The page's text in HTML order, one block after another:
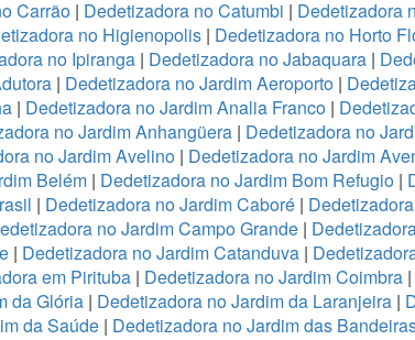
Carrão | Dedetizadora no Catumbi | Dedetizadora
no Higienopolis| Dedetizadora no Horto
no Ipiranga | Dedetizadora no Jabaquara |
| Dedetizadora no Jardim Aeroporto |
| Dedetizadora no Jardim Analia Franco |
no Jardim Anhangüera | Dedetizadora no
no Jardim Avelino| Dedetizadora no Jardim
Belém| Dedetizadora no Jardim Bom Refugio|
| Dedetizadora no Jardim Caboré|
no Jardim Campo Grande |
| Dedetizadora no Jardim Catanduva|
em Pirituba| Dedetizadora no Jardim Coimbra|
da Glória| Dedetizadora no Jardim da Laranjeira|
da Saúde | Dedetizadora no Jardim das